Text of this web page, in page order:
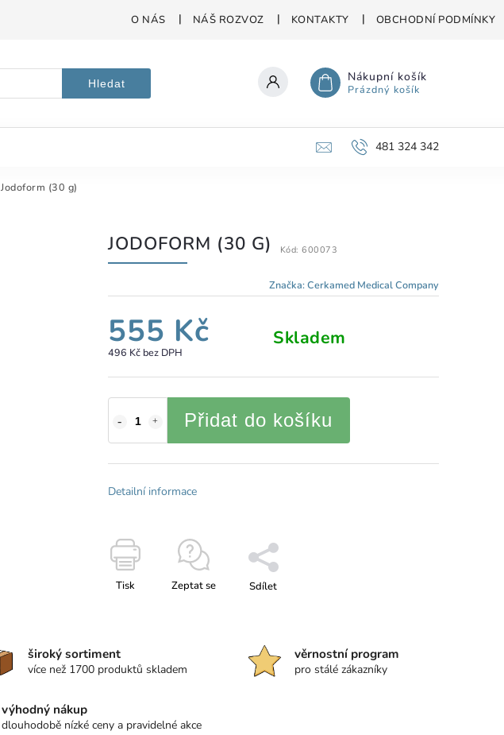
O NÁS NÁŠ ROZVOZ KONTAKTY OBCHODNÍ PODMÍNKY
Hledat Nákupní košík
Prázdný košík
481 324 342
Jodoform (30 g)
JODOFORM (30 G) Kód: 600073
Značka:Cerkamed Medical Company
555 Kč
496 Kč bez DPH
Skladem
Přidat do košíku
Detailní informace
Tisk Zeptat se Sdílet
široký sortiment
více než 1700 produktů skladem
věrnostní program
pro stálé zákazníky
výhodný nákup
dlouhodobě nízké ceny a pravidelné akce